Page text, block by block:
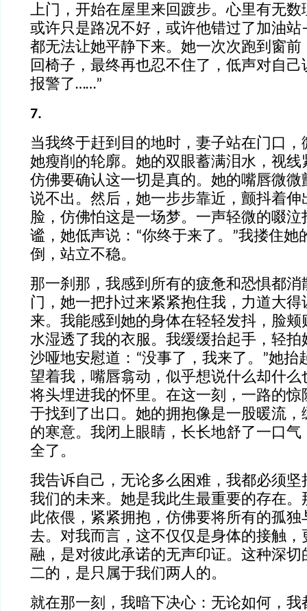
上门，开始在屋里来回踱步。心里有无
或许只是路况不好，或许他错过了加油
都无法让她平静下来。她一次次跑到窗前
回椅子，最终再也忍不住了，低声对自己
报警了……”
7.
当我终于赶到目的地时，妻子站在门口
她瘦削的轮廓。她的双眼蓄满泪水，视线
仿佛要确认这一切是真的。她的嘴唇微微
说不出。然后，她一步步靠近，颤抖着伸
脸，仿佛怕这是一场梦。一声轻微的啜泣
谧，她低声说：“你终于来了。”我搂住她
倒，站立不稳。
那一刹那，我感到所有的疲惫和恐惧都消
门，她一把扑过来紧紧抱住我，力道大
来。我能感到她的身体在轻轻发抖，脸颊
水湿透了我的衣服。我缓缓抬起手，轻拍
沙哑地安慰道：“没事了，我来了。”她抬
望着我，嘴唇翕动，似乎想说什么却什
将头埋进我的怀里。在这一刻，一路的惊
于找到了出口。她的拥抱像是一股暖流，
的寒意。我闭上眼睛，长长地舒了一口气
全了。
我告诉自己，无论多么困难，我都必须坚
我们的未来。她是我此生最重要的存在。
此依偎，紧紧拥抱，仿佛要将所有的孤独
去。对我而言，这不仅仅是身体的接触，
融，是对彼此承诺的无声印证。这种深切
二的，是只属于我们两人的。
就在那一刻，我暗下决心：无论如何，我